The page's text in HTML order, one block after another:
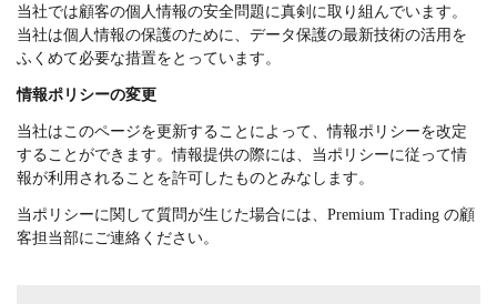
当社では顧客の個人情報の安全問題に真剣に取り組んでいます。
当社は個人情報の保護のために、データ保護の最新技術の活用を
ふくめて必要な措置をとっています。
情報ポリシーの変更
当社はこのページを更新することによって、情報ポリシーを改定
することができます。情報提供の際には、当ポリシーに従って情
報が利用されることを許可したものとみなします。
当ポリシーに関して質問が生じた場合には、Premium Trading の顧
客担当部にご連絡ください。